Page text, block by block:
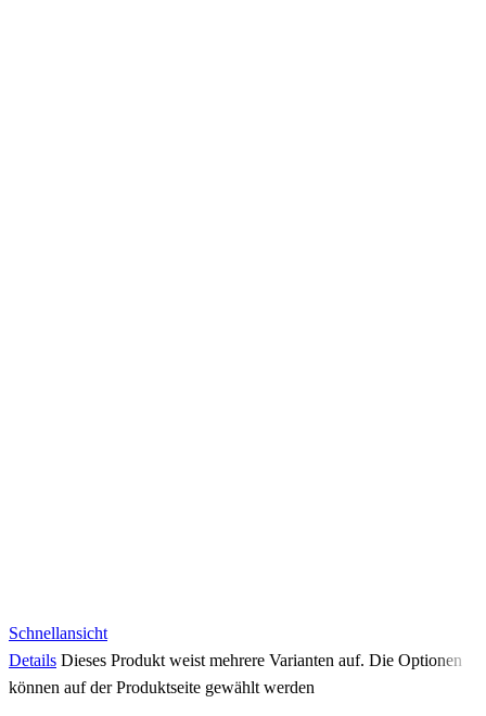
Schnellansicht
Details Dieses Produkt weist mehrere Varianten auf. Die Optionen
können auf der Produktseite gewählt werden